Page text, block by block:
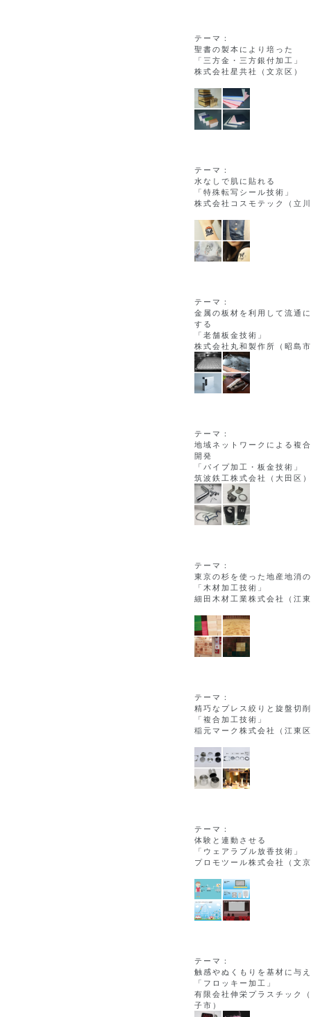
テーマ：
聖書の製本により培った
「三方金・三方銀付加工」
株式会社星共社（文京区）
テーマ：
水なしで肌に貼れる
「特殊転写シール技術」
株式会社コスモテック（立
テーマ：
金属の板材を利用して流通
する
「老舗板金技術」
株式会社丸和製作所（昭島
テーマ：
地域ネットワークによる複
開発
「パイプ加工・板金技術」
筑波鉄工株式会社（大田区）
テーマ：
東京の杉を使った地産地消の
「木材加工技術」
細田木材工業株式会社（江
テーマ：
精巧なプレス絞りと旋盤切
「複合加工技術」
稲元マーク株式会社（江東
テーマ：
体験と連動させる
「ウェアラブル放香技術」
プロモツール株式会社（文
テーマ：
触感やぬくもりを基材に与
「フロッキー加工」
有限会社伸栄プラスチック
子市）